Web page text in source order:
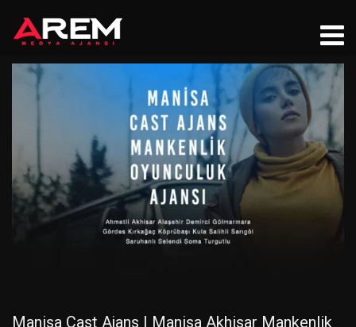
Manisa Cast Ajans | Manisa Akhisar Mankenlik